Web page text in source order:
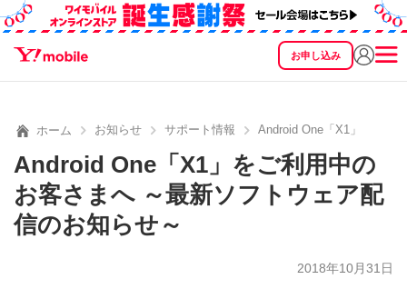
お申し込み
SEARCH
ホーム お知らせ サポート情報 Android One「X1」をご利
Android One「X1」をご利用中の
お客さまへ ～最新ソフトウェア配
信のお知らせ～
2018年10月31日